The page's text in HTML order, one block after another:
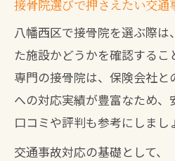
接骨院選びで押さえたい交通
八幡西区で接骨院を選ぶ際
た施設かどうかを確認するこ
専門の接骨院は、保険会社
への対応実績が豊富なため、
口コミや評判も参考にしまし
交通事故対応の基礎として、